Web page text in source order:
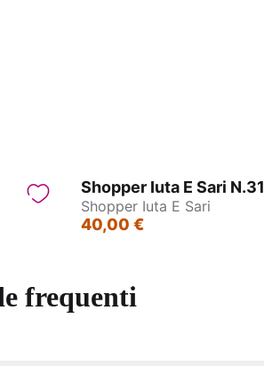
Shopper Iuta E Sari N.31
Shopper Iuta E Sari
40,00 €
frequenti